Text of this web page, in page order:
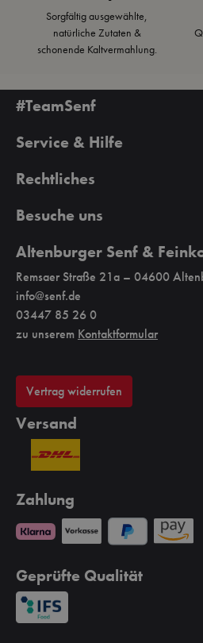
Sorgfältig ausgewählte,
natürliche Zutaten &
schonende Kaltvermahlung.
#TeamSenf
Service & Hilfe
Rechtliches
Besuche uns
Altenburger Senf &
Remsaer Straße 21a – 04600
info@senf.de
03447 85 26 0
zu unserem Kontaktformular
Vertrag widerrufen
Versand
Zahlung
Geprüfte Qualität